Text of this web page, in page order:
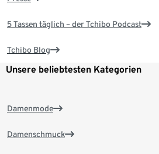
5 Tassen täglich – der Tchibo Podcast
Tchibo Blog
Unsere beliebtesten Kategorien
Damenmode
Damenschmuck